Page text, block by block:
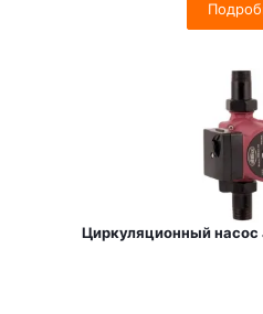
Циркуляционный